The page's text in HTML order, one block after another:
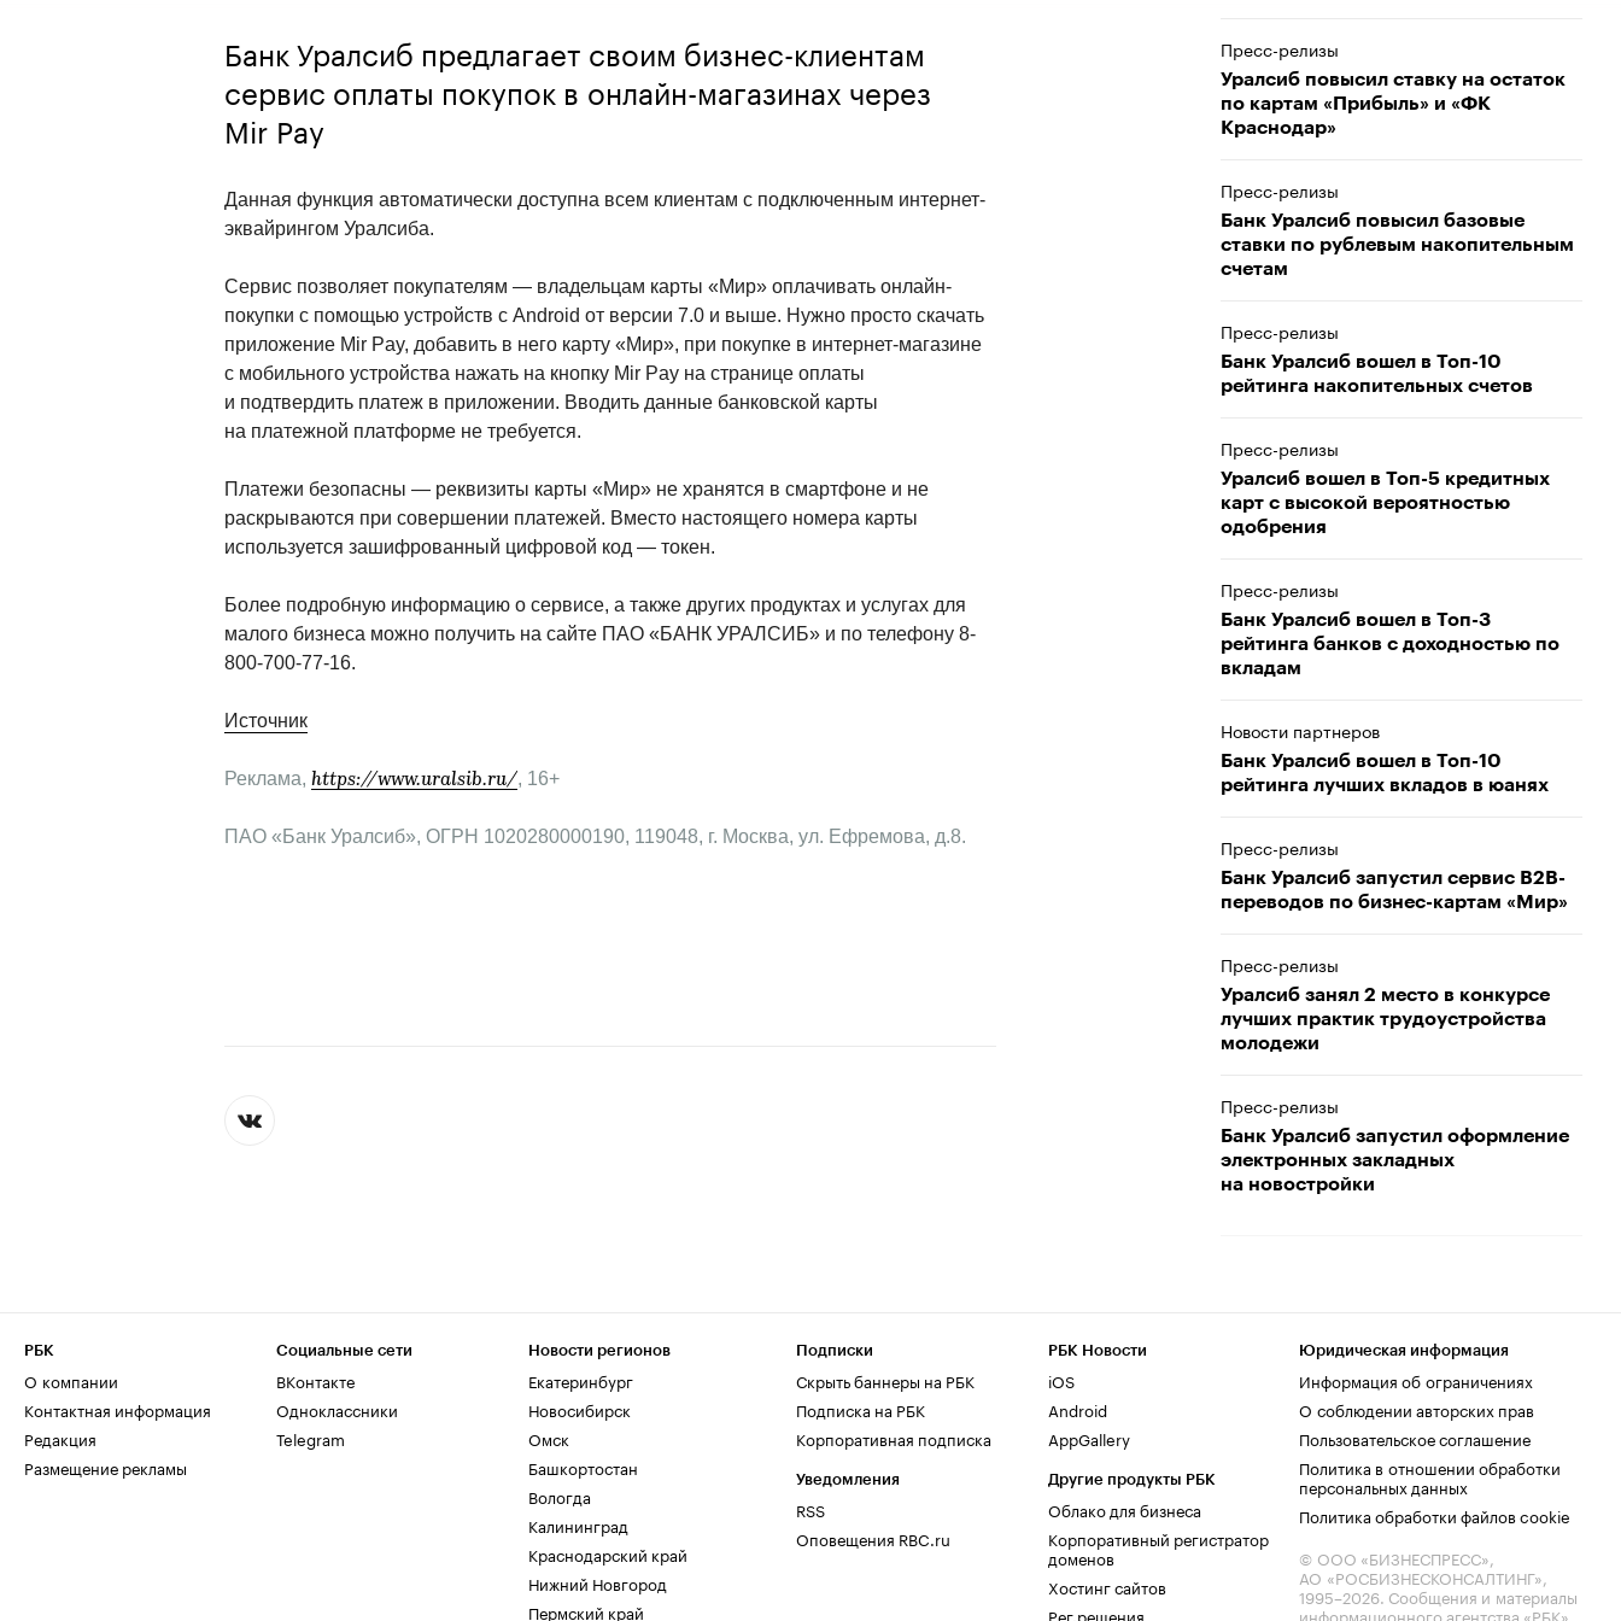
Банк Уралсиб предлагает своим бизнес-клиентам
сервис оплаты покупок в онлайн-магазинах через
Mir Pay
Данная функция автоматически доступна всем клиентам с подключенным интернет-
эквайрингом Уралсиба.
Сервис позволяет покупателям — владельцам карты «Мир» оплачивать онлайн-
покупки с помощью устройств с Android от версии 7.0 и выше. Нужно просто скачать
приложение Mir Pay, добавить в него карту «Мир», при покупке в интернет-магазине
с мобильного устройства нажать на кнопку Mir Pay на странице оплаты
и подтвердить платеж в приложении. Вводить данные банковской карты
на платежной платформе не требуется.
Платежи безопасны — реквизиты карты «Мир» не хранятся в смартфоне и не
раскрываются при совершении платежей. Вместо настоящего номера карты
используется зашифрованный цифровой код — токен.
Более подробную информацию о сервисе, а также других продуктах и услугах для
малого бизнеса можно получить на сайте ПАО «БАНК УРАЛСИБ» и по телефону 8-
800-700-77-16.
Источник
Реклама, https://www.uralsib.ru/, 16+
ПАО «Банк Уралсиб», ОГРН 1020280000190, 119048, г. Москва, ул. Ефремова, д.8.
Пресс-релизы
Уралсиб повысил ставку на остаток
по картам «Прибыль» и «ФК
Краснодар»
Пресс-релизы
Банк Уралсиб повысил базовые
ставки по рублевым накопительным
счетам
Пресс-релизы
Банк Уралсиб вошел в Топ-10
рейтинга накопительных счетов
Пресс-релизы
Уралсиб вошел в Топ-5 кредитных
карт с высокой вероятностью
одобрения
Пресс-релизы
Банк Уралсиб вошел в Топ-3
рейтинга банков с доходностью по
вкладам
Новости партнеров
Банк Уралсиб вошел в Топ-10
рейтинга лучших вкладов в юанях
Пресс-релизы
Банк Уралсиб запустил сервис В2В-
переводов по бизнес-картам «Мир»
Пресс-релизы
Уралсиб занял 2 место в конкурсе
лучших практик трудоустройства
молодежи
Пресс-релизы
Банк Уралсиб запустил оформление
электронных закладных
на новостройки
РБК
О компании
Контактная информация
Редакция
Размещение рекламы
Социальные сети
ВКонтакте
Одноклассники
Telegram
Новости регионов
Екатеринбург
Новосибирск
Омск
Башкортостан
Вологда
Калининград
Краснодарский край
Нижний Новгород
Пермский край
Подписки
Скрыть баннеры на РБК
Подписка на РБК
Корпоративная подписка
Уведомления
RSS
Оповещения RBC.ru
РБК Новости
iOS
Android
AppGallery
Другие продукты РБК
Облако для бизнеса
Корпоративный регистратор
доменов
Хостинг сайтов
Рег.решения
Юридическая информация
Информация об ограничениях
О соблюдении авторских прав
Пользовательское соглашение
Политика в отношении обработки
персональных данных
Политика обработки файлов cookie
© ООО «БИЗНЕСПРЕСС»,
АО «РОСБИЗНЕСКОНСАЛТИНГ»,
1995–2026. Сообщения и материалы
информационного агентства «РБК»